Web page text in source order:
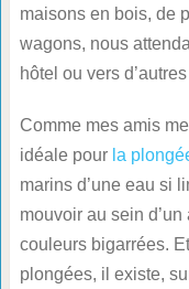
maisons en bois, de
wagons, nous
hôtel ou vers
Comme mes amis
idéale pour la
marins d’une eau si
mouvoir au sein
couleurs bigarrées.
plongées, il existe,